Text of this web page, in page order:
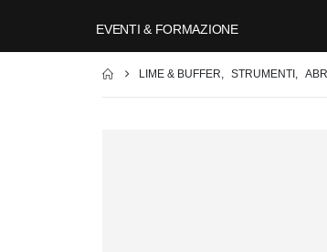
EVENTI & FORMAZIONE
LIME & BUFFER STRUMENTI